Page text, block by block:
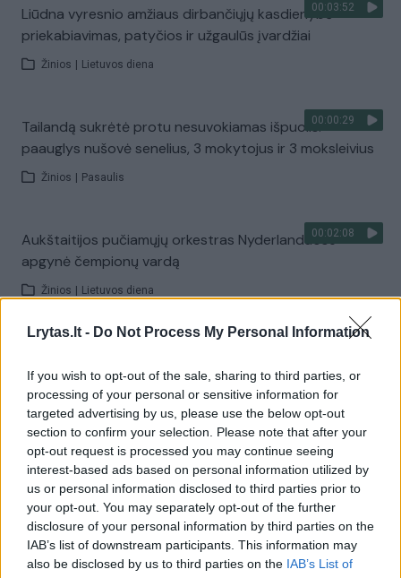
Lrytas.lt - Do Not Process My Personal Information
If you wish to opt-out of the sale, sharing to third parties, or
processing of your personal or sensitive information for
targeted advertising by us, please use the below opt-out
section to confirm your selection. Please note that after your
opt-out request is processed you may continue seeing
interest-based ads based on personal information utilized by
us or personal information disclosed to third parties prior to
your opt-out. You may separately opt-out of the further
disclosure of your personal information by third parties on the
IAB’s list of downstream participants. This information may
also be disclosed by us to third parties on the IAB’s List of
00:03:52
Liūdna vyresnio amžiaus dirbančiųjų kasdienybė –
priekabiavimas, patyčios ir užgaulūs įvardžiai
Žinios Lietuvos diena
00:00:29
Tailandą sukrėtė protu nesuvokiamas išpuolis:
paauglys nušovė senelius, 3 mokytojus ir 3 moksleivius
Žinios Pasaulis
00:02:08
Aukštaitijos pučiamųjų orkestras Nyderlanduose
apgynė čempionų vardą
Žinios Lietuvos diena
Žiūrimiausi įrašai
00:00:30
Vaizdai iš tragiškos avarijos Vilniaus r.: dviejų moterų ir
vaiko gyvybių išgelbėti nepavyko
Žinios Lietuvos diena